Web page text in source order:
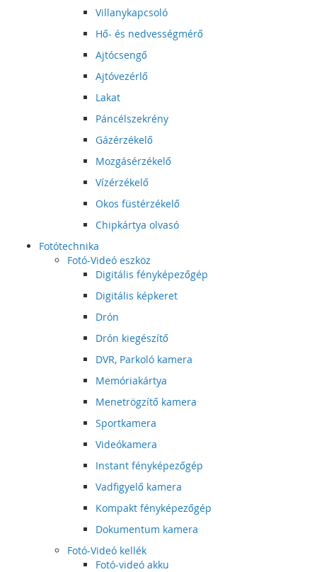
Villanykapcsoló
Hő- és nedvességmérő
Ajtócsengő
Ajtóvezérlő
Lakat
Páncélszekrény
Gázérzékelő
Mozgásérzékelő
Vízérzékelő
Okos füstérzékelő
Chipkártya olvasó
Fotótechnika
Fotó-Videó eszköz
Digitális fényképezőgép
Digitális képkeret
Drón
Drón kiegészítő
DVR, Parkoló kamera
Memóriakártya
Menetrögzítő kamera
Sportkamera
Videókamera
Instant fényképezőgép
Vadfigyelő kamera
Kompakt fényképezőgép
Dokumentum kamera
Fotó-Videó kellék
Fotó-videó akku